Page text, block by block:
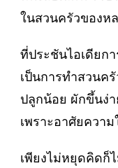
ในสวนครัวของห
ที่ประชันไอเดียก
เป็นการทำสวนค
ปลูกน้อย ผักขึ้นง่
เพราะอาศัยความ
เพียงไม่หยุดคิดก็